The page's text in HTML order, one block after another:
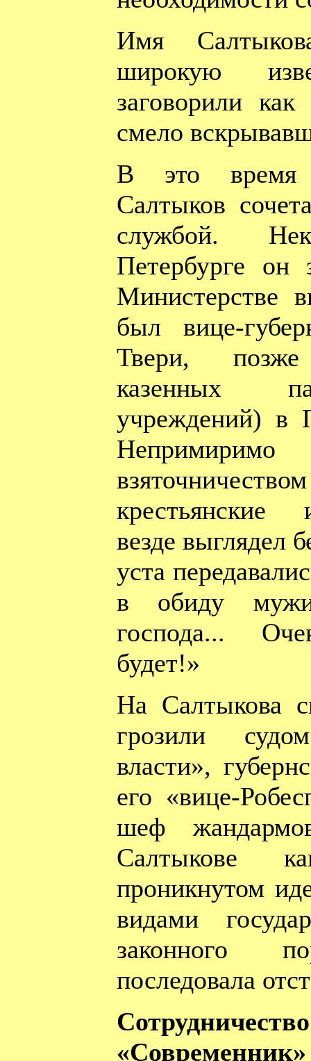
Имя
широкую
заговорили
смело
В это время
Салтыков
службой.
Петербурге он
Министерстве
был вице-
Твери,
казенных
учреждений) в
крестьянские
везде выглядел
уста
в обиду
господа...
будет!»
На Салтыкова
грозили
власти»,
его «вице-
шеф
Салтыкове
проникнутом
видами
законного
последовала
«Современник»